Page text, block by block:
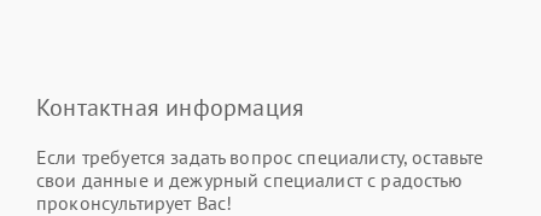
Контактная информация
Если требуется задать вопрос специалисту, оставьте
свои данные и дежурный специалист с радостью
проконсультирует Вас!